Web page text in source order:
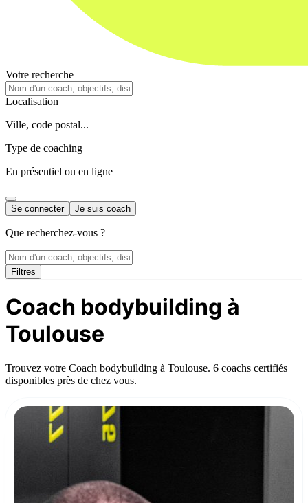
Votre recherche
Localisation
Ville, code postal...
Type de coaching
En présentiel ou en ligne
Se connecter Je suis coach
Que recherchez-vous ?
Filtres
Coach bodybuilding à
Toulouse
Trouvez votre Coach bodybuilding à Toulouse. 6 coachs certifiés
disponibles près de chez vous.